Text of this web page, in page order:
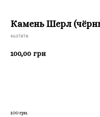
Камень Шерл
4637878
100,00 грн
100 грн.